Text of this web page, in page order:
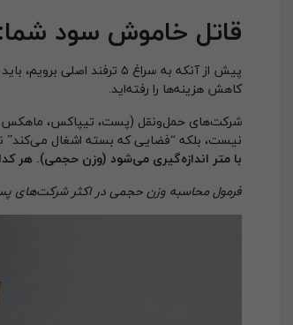
قاتل خاموش سود
پیش از آنکه به سراغ ۵ ترفند اصلی برویم، باید با بزرگترین دشمن هزینه‌های خود یعنی
کاهش هزینه‌ها را رفته‌اید.
شرکت‌های حمل‌ونقل (پست، تیپاکس، ماهکس و…)
نیست، بلکه “فضایی که بسته اشغال
با متر اندازه‌گیری می‌شود (وزن حجمی). هر
فرمول محاسبه وزن حجمی در اکثر شرکت‌های